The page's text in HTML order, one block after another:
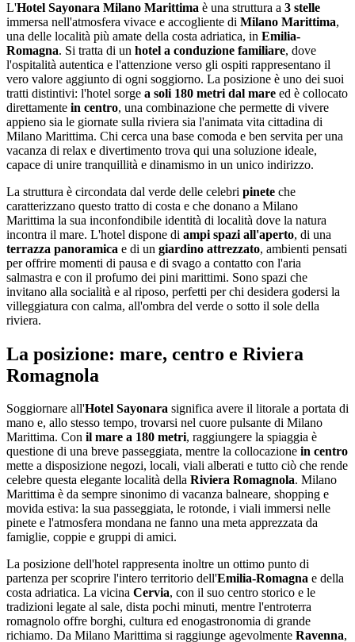
L'Hotel Sayonara Milano Marittima è una struttura a 3 stelle
immersa nell'atmosfera vivace e accogliente di Milano Marittima,
una delle località più amate della costa adriatica, in Emilia-
Romagna. Si tratta di un hotel a conduzione familiare, dove
l'ospitalità autentica e l'attenzione verso gli ospiti rappresentano il
vero valore aggiunto di ogni soggiorno. La posizione è uno dei suoi
tratti distintivi: l'hotel sorge a soli 180 metri dal mare ed è collocato
direttamente in centro, una combinazione che permette di vivere
appieno sia le giornate sulla riviera sia l'animata vita cittadina di
Milano Marittima. Chi cerca una base comoda e ben servita per una
vacanza di relax e divertimento trova qui una soluzione ideale,
capace di unire tranquillità e dinamismo in un unico indirizzo.
La struttura è circondata dal verde delle celebri pinete che
caratterizzano questo tratto di costa e che donano a Milano
Marittima la sua inconfondibile identità di località dove la natura
incontra il mare. L'hotel dispone di ampi spazi all'aperto, di una
terrazza panoramica e di un giardino attrezzato, ambienti pensati
per offrire momenti di pausa e di svago a contatto con l'aria
salmastra e con il profumo dei pini marittimi. Sono spazi che
invitano alla socialità e al riposo, perfetti per chi desidera godersi la
villeggiatura con calma, all'ombra del verde o sotto il sole della
riviera.
La posizione: mare, centro e Riviera
Romagnola
Soggiornare all'Hotel Sayonara significa avere il litorale a portata di
mano e, allo stesso tempo, trovarsi nel cuore pulsante di Milano
Marittima. Con il mare a 180 metri, raggiungere la spiaggia è
questione di una breve passeggiata, mentre la collocazione in centro
mette a disposizione negozi, locali, viali alberati e tutto ciò che rende
celebre questa elegante località della Riviera Romagnola. Milano
Marittima è da sempre sinonimo di vacanza balneare, shopping e
movida estiva: la sua passeggiata, le rotonde, i viali immersi nelle
pinete e l'atmosfera mondana ne fanno una meta apprezzata da
famiglie, coppie e gruppi di amici.
La posizione dell'hotel rappresenta inoltre un ottimo punto di
partenza per scoprire l'intero territorio dell'Emilia-Romagna e della
costa adriatica. La vicina Cervia, con il suo centro storico e le
tradizioni legate al sale, dista pochi minuti, mentre l'entroterra
romagnolo offre borghi, cultura ed enogastronomia di grande
richiamo. Da Milano Marittima si raggiunge agevolmente Ravenna,